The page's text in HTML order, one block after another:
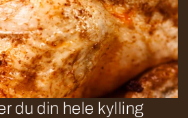
du din hele kylling